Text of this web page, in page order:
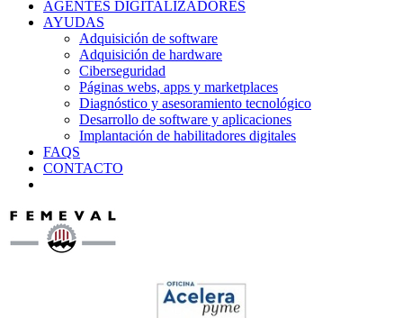
AGENTES DIGITALIZADORES
AYUDAS
Adquisición de software
Adquisición de hardware
Ciberseguridad
Páginas webs, apps y marketplaces
Diagnóstico y asesoramiento tecnológico
Desarrollo de software y aplicaciones
Implantación de habilitadores digitales
FAQS
CONTACTO